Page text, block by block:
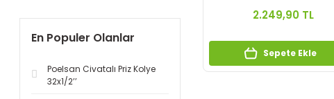
En Populer Olanlar
Poelsan Civatalı Priz Kolye
32x1/2’’
2.249,90 TL
Sepete Ekle